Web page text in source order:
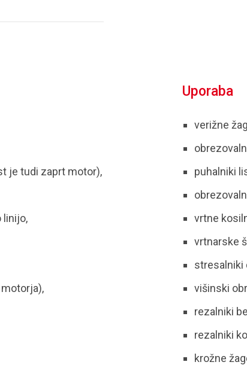
je tudi zaprt motor),
linijo,
Uporaba
verižne
puhalniki
vrtne
vrtnarske
stresalniki
višinski
rezalniki
rezalniki
krožne